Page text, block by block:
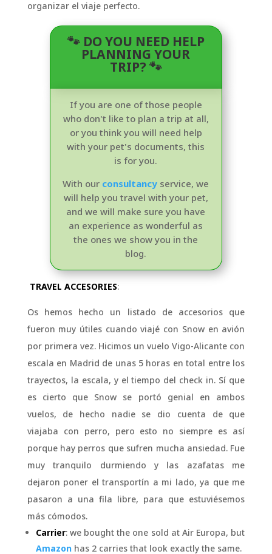
organizar el viaje perfecto.
🐾 DO YOU NEED HELP
PLANNING YOUR
TRIP? 🐾
If you are one of those people
who don't like to plan a trip at all,
or you think you will need help
with your pet's documents, this
is for you.
With our consultancy service, we
will help you travel with your pet,
and we will make sure you have
an experience as wonderful as
the ones we show you in the
blog.
TRAVEL ACCESORIES:
Os hemos hecho un listado de accesorios que
fueron muy útiles cuando viajé con Snow en avión
por primera vez. Hicimos un vuelo Vigo-Alicante con
escala en Madrid de unas 5 horas en total entre los
trayectos, la escala, y el tiempo del check in. Sí que
es cierto que Snow se portó genial en ambos
vuelos, de hecho nadie se dio cuenta de que
viajaba con perro, pero esto no siempre es así
porque hay perros que sufren mucha ansiedad. Fue
muy tranquilo durmiendo y las azafatas me
dejaron poner el transportín a mi lado, ya que me
pasaron a una fila libre, para que estuviésemos
más cómodos.
Carrier: we bought the one sold at Air Europa, but
Amazonhas 2 carries that look exactly the same.